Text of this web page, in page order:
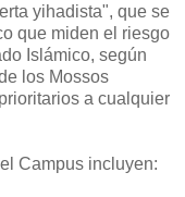
yihadista", que se
que miden el riesgo
Islámico, según
los Mossos
a cualquier
Campus incluyen: